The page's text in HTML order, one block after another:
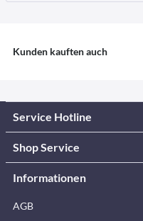
Kunden kauften auch
Service Hotline
Shop Service
Informationen
AGB